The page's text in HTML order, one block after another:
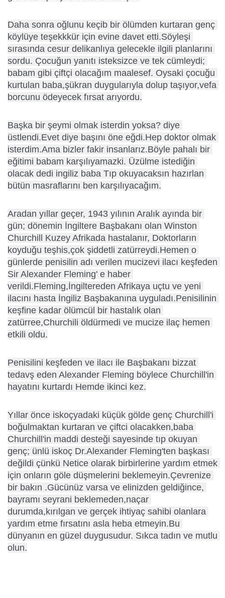
Daha sonra oğlunu keçib bir ölümden kurtaran genç
köylüye teşekkkür için evine davet etti.Söyleşi
sırasında cesur delikanlıya gelecekle ilgili planlarını
sordu. Çocuğun yanıtı isteksizce ve tek cümleydi;
babam gibi çiftçi olacağım maalesef. Oysaki çocuğu
kurtulan baba,şükran duygularıyla dolup taşıyor,vefa
borcunu ödeyecek fırsat arıyordu.
Başka bir şeymi olmak isterdin yoksa? diye
üstlendi.Evet diye başını öne eğdi.Hep doktor olmak
isterdim.Ama bizler fakir insanlarız.Böyle pahalı bir
eğitimi babam karşılıyamazki. Üzülme istediğin
olacak dedi ingiliz baba Tıp okuyacaksın hazırlan
bütün masraflarını ben karşılıyacağım.
Aradan yıllar geçer, 1943 yılının Aralık ayında bir
gün; dönemin İngiltere Başbakanı olan Winston
Churchill Kuzey Afrikada hastalanır, Doktorların
koyduğu teşhis,çok şiddetli zatürreydi.Hemen o
günlerde penisilin adı verilen mucizevi ilacı keşfeden
Sir Alexander Fleming' e haber
verildi.Fleming,İngiltereden Afrikaya uçtu ve yeni
ilacını hasta İngiliz Başbakanına uyguladı.Penisilinin
keşfine kadar ölümcül bir hastalık olan
zatürree,Churchili öldürmedi ve mucize ilaç hemen
etkili oldu.
Penisilini keşfeden ve ilacı ile Başbakanı bizzat
tedavş eden Alexander Fleming böylece Churchill'in
hayatını kurtardı Hemde ikinci kez.
Yıllar önce iskoçyadaki küçük gölde genç Churchill'i
boğulmaktan kurtaran ve çiftci olacakken,baba
Churchill'in maddi desteği sayesinde tıp okuyan
genç; ünlü iskoç Dr.Alexander Fleming'ten başkası
değildi çünkü Netice olarak birbirlerine yardım etmek
için onların göle düşmelerini beklemeyin.Çevrenize
bir bakın .Gücünüz varsa ve elinizden geldiğince,
bayramı seyrani beklemeden,naçar
durumda,kırılgan ve gerçek ihtiyaç sahibi olanlara
yardım etme fırsatını asla heba etmeyin.Bu
dünyanın en güzel duygusudur. Sıkca tadın ve mutlu
olun.